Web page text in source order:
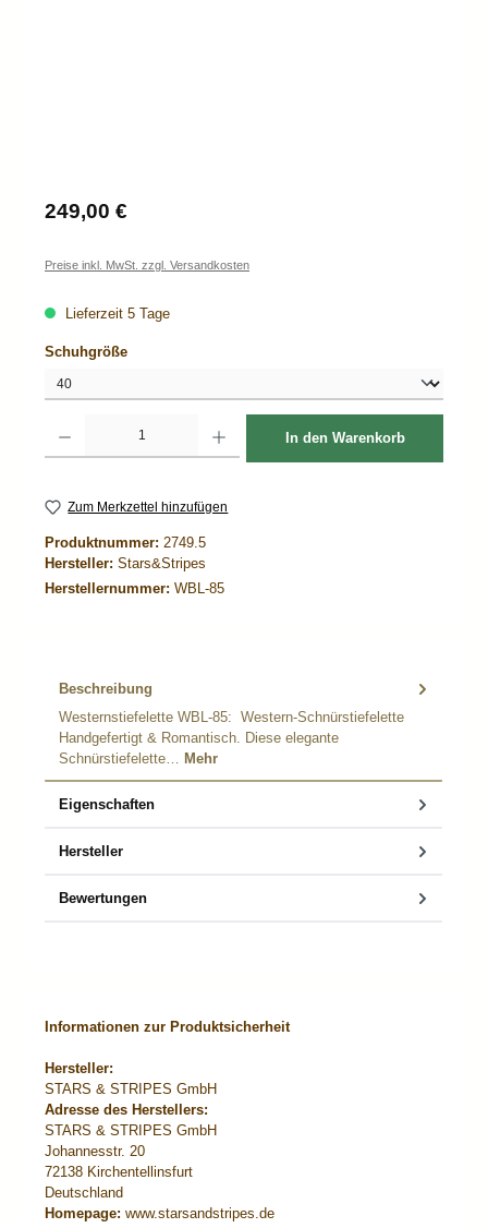
Regulärer Preis:
249,00 €
Preise inkl. MwSt. zzgl. Versandkosten
Lieferzeit 5 Tage
Schuhgrößeauswählen
In den Warenkorb
Zum Merkzettel hinzufügen
Produktnummer: 2749.5
Hersteller: Stars&Stripes
Herstellernummer: WBL-85
Beschreibung
Westernstiefelette WBL-85: Western-Schnürstiefelette
Handgefertigt & Romantisch. Diese elegante
Schnürstiefelette… Mehr
Eigenschaften
Hersteller
Bewertungen
Informationen zur Produktsicherheit
Hersteller:
STARS & STRIPES GmbH
Adresse des Herstellers:
STARS & STRIPES GmbH
Johannesstr. 20
72138 Kirchentellinsfurt
Deutschland
Homepage: www.starsandstripes.de